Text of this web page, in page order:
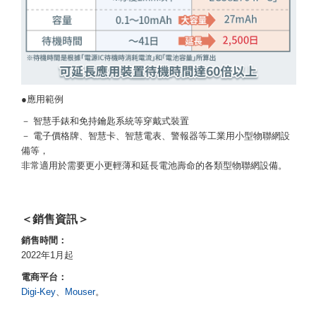
●應用範例
－ 智慧手錶和免持鑰匙系統等穿戴式裝置
－ 電子價格牌、智慧卡、智慧電表、警報器等工業用小型物聯網設
備等，
非常適用於需要更小更輕薄和延長電池壽命的各類型物聯網設備。
＜銷售資訊＞
銷售時間：
2022年1月起
電商平台：
Digi-Key
Mouser。